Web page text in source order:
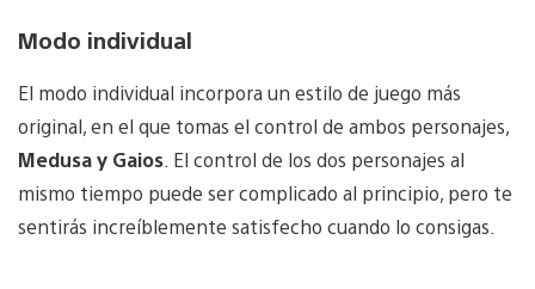
Modo individual
El modo individual incorpora un estilo de juego más
original, en el que tomas el control de ambos personajes,
Medusa y Gaios. El control de los dos personajes al
mismo tiempo puede ser complicado al principio, pero te
sentirás increíblemente satisfecho cuando lo consigas.